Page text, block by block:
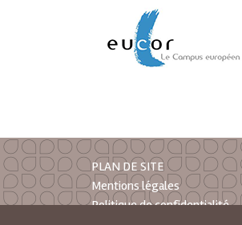
PLAN DE SITE
Mentions légales
Politique de confidentialité